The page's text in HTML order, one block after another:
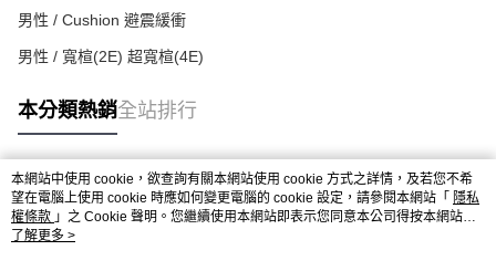
男性 / Cushion 避震緩衝
男性 / 寬楦(2E) 超寬楦(4E)
本分類熱銷全站排行
熱門標籤
本網站中使用 cookie，欲查詢有關本網站使用 cookie 方式之詳情，及若您不希
望在電腦上使用 cookie 時應如何變更電腦的 cookie 設定，請參閱本網站「 隱私
權條款 」之 Cookie 聲明。您繼續使用本網站即表示您同意本公司得按本網站使
用條款之 Cookie 聲明使用 cookie。
了解更多 >